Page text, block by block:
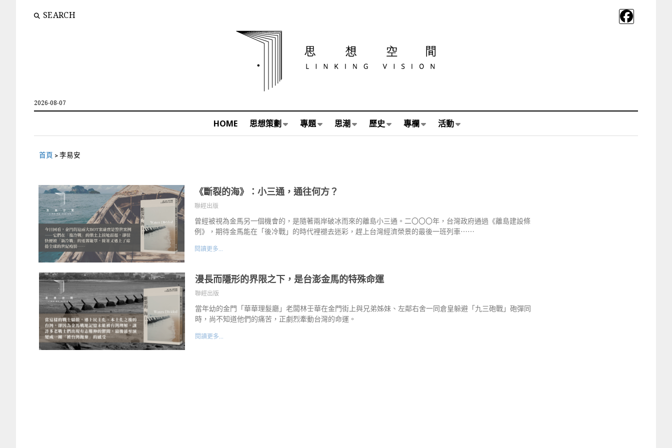
SEARCH
2026-08-07
HOME 思想策劃 專題 思潮 歷史 專欄 活動
首頁 >李易安
《斷裂的海》：小三通，通往何方？
聯經出版
曾經被視為金馬另一個機會的，是隨著兩岸破冰而來的離島小三通。二〇〇〇年，台灣政府通過《離島建設條
例》，期待金馬能在「後冷戰」的時代裡褪去迷彩，趕上台灣經濟榮景的最後一班列車⋯⋯
閱讀更多...
漫長而隱形的界限之下，是台澎金馬的特殊命運
聯經出版
當年幼的金門「華華理髮廳」老闆林壬華在金門街上與兄弟姊妹、左鄰右舍一同倉皇躲避「九三砲戰」砲彈同
時，尚不知道他們的痛苦，正劇烈牽動台灣的命運。
閱讀更多...